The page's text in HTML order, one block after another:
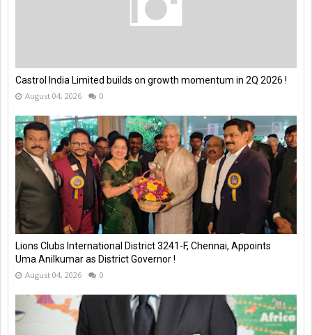
Castrol India Limited builds on growth momentum in 2Q 2026 !
August 04, 2026 0
Lions Clubs International District 3241-F, Chennai, Appoints
Uma Anilkumar as District Governor !
August 04, 2026 0